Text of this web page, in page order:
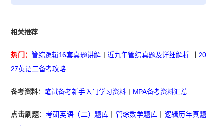
相关推荐
热门： 管综逻辑16套真题讲解丨近九年管综真题及详细解析
20
27英语二备考攻略
备考资料：笔试备考新手入门学习资料 MPA备考资料汇总
点击刷题： 考研英语（二）题库 管综数学题库
逻辑历年真题